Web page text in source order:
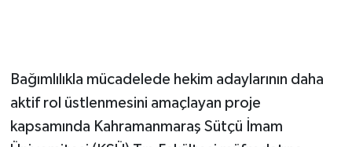
Bağımlılıkla mücadelede hekim adaylarının daha
aktif rol üstlenmesini amaçlayan proje
kapsamında Kahramanmaraş Sütçü İmam